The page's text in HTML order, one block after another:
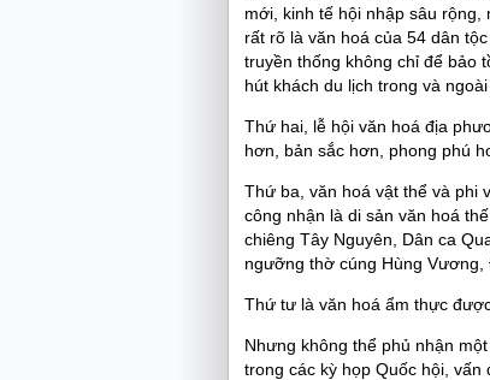
mới, kinh tế hội nhập sâu
rất rõ là văn hoá của 54 dân
truyền thống không chỉ để bảo
hút khách du lịch trong và ngoài
Thứ hai, lễ hội văn hoá địa
hơn, bản sắc hơn, phong phú
Thứ ba, văn hoá vật thể và phi
công nhận là di sản văn hoá
chiêng Tây Nguyên, Dân ca
ngưỡng thờ cúng Hùng
Thứ tư là văn hoá ẩm thực
Nhưng không thể phủ nhận
trong các kỳ họp Quốc hội,